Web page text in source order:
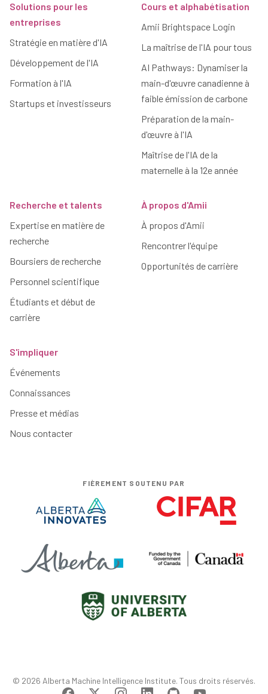
Solutions pour les
entreprises
Stratégie en matière d'IA
Développement de l'IA
Formation à l'IA
Startups et investisseurs
Cours et alphabétisation
Amii Brightspace Login
La maîtrise de l'IA pour tous
AI Pathways: Dynamiser la
main-d'œuvre canadienne à
faible émission de carbone
Préparation de la main-
d'œuvre à l'IA
Maîtrise de l'IA de la
maternelle à la 12e année
Recherche et talents
Expertise en matière de
recherche
Boursiers de recherche
Personnel scientifique
Étudiants et début de
carrière
À propos d'Amii
À propos d'Amii
Rencontrer l'équipe
Opportunités de carrière
S'impliquer
Événements
Connaissances
Presse et médias
Nous contacter
FIÈREMENT SOUTENU PAR
© 2026 Alberta Machine Intelligence Institute. Tous droits réservés.